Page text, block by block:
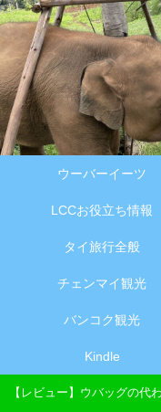
ウーバーイーツ
LCCお役立ち情報
タイ旅行全般
チェンマイ観光
バンコク観光
Kindle
【レビュー】ウバッグの代